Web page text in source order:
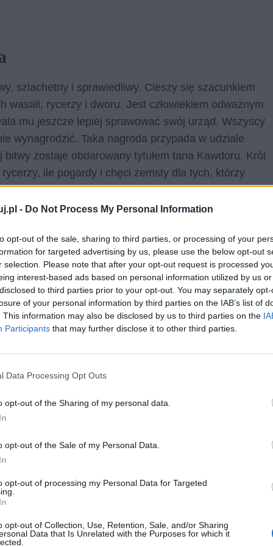
- Do Not Process My Personal Information
opt-out of the sale, sharing to third parties, or processing of your
for targeted advertising by us, please use the below opt-out
selection. Please note that after your opt-out request is processed
interest-based ads based on personal information utilized by us
to third parties prior to your opt-out. You may separately
of your personal information by third parties on the IAB’s list of
This information may also be disclosed by us to third parties on the
Participants that may further disclose it to other third parties.
Data Processing Opt Outs
opt-out of the Sharing of my personal data.
opt-out of the Sale of my Personal Data.
opt-out of processing my Personal Data for Targeted
opt-out of Collection, Use, Retention, Sale, and/or Sharing
Data that Is Unrelated with the Purposes for which it
szlachetny i sprawiedliwy. Cieszy się szacunkiem
rycerzy i dworu. Jest człowiekiem odważnym
mu jeszcze lepiej sprawować swój urząd. Wszyscy
wynagrodzić. Taka nagroda przypada w udziale
zostaje obdarowany tytułem tana Kawdoru. Król
ile pogardy i chęci zemsty dla tych, którzy
co również widoczne jest na kartach dramatu
w trakcie wojny, król Duncan osobiście
dla niego tragicznie, gdyż zostaje przez
się zdrady i ataku. Osierocił dwóch synów,
na swojego zastępcę. Żal po stracie tak
gdy na tronie zasiada Makbet, który okazuje się
i coraz bardziej pogrążającym się w morderczym
Bardzo dobrze sprawował swój urząd, był
Ta dobroć w pewien sposób go zgubiła,
rycerzy, który okazał się być zdrajcą. Śmierć
zdarzeń we dworze, które prawdopodobnie nie
zamku Makbeta i jego żony. Król został więc
go wartym najwyższego współczucia.
Makbet